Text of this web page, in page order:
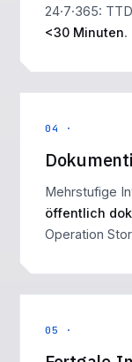
24·7·365:
<30 Minuten.
04 ·
Mehrstufige
öffentlich
Operation
05 ·